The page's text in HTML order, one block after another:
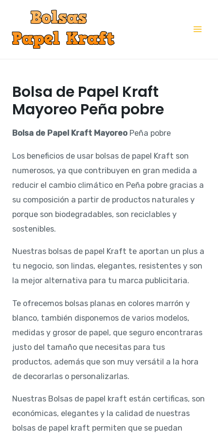
contenido
Bolsa de Papel Kraft
Mayoreo Peña pobre
Bolsa de Papel Kraft Mayoreo Peña pobre
Los beneficios de usar bolsas de papel Kraft son
numerosos, ya que contribuyen en gran medida a
reducir el cambio climático en Peña pobre gracias a
su composición a partir de productos naturales y
porque son biodegradables, son reciclables y
sostenibles.
Nuestras bolsas de papel Kraft te aportan un plus a
tu negocio, son lindas, elegantes, resistentes y son
la mejor alternativa para tu marca publicitaria.
Te ofrecemos bolsas planas en colores marrón y
blanco, también disponemos de varios modelos,
medidas y grosor de papel, que seguro encontraras
justo del tamaño que necesitas para tus
productos, además que son muy versátil a la hora
de decorarlas o personalizarlas.
Nuestras Bolsas de papel kraft están certificas, son
económicas, elegantes y la calidad de nuestras
bolsas de papel kraft permiten que se puedan